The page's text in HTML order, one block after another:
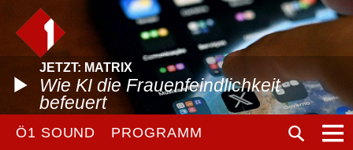
JETZT: MATRIX
Wie KI die Frauenfeindlichkeit
befeuert
Ö1 SOUND PROGRAMM